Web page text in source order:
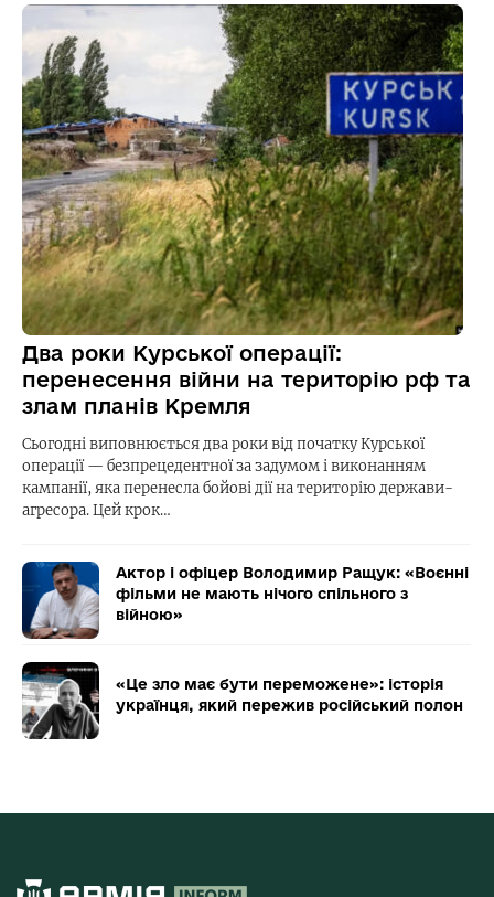
Два роки Курської операції:
перенесення війни на територію рф та
злам планів Кремля
Сьогодні виповнюється два роки від початку Курської
операції — безпрецедентної за задумом і виконанням
кампанії, яка перенесла бойові дії на територію держави-
агресора. Цей крок…
Актор і офіцер Володимир Ращук: «Воєнні
фільми не мають нічого спільного з
війною»
«Це зло має бути переможене»: історія
українця, який пережив російський полон